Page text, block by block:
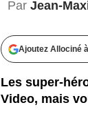
Par Jean-
Ajoutez Allociné
Les super-
Video, mais